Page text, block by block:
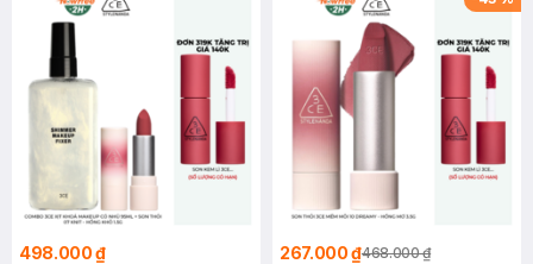
498.000 ₫
267.000 ₫468.000 ₫